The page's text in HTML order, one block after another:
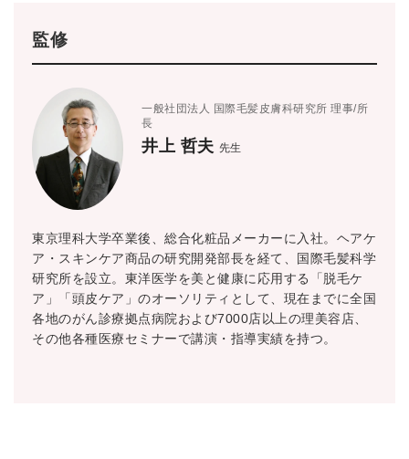
監修
一般社団法人 国際毛髪皮膚科研究所 理事/所
長
井上 哲夫 先生
東京理科大学卒業後、総合化粧品メーカーに入社。ヘアケ
ア・スキンケア商品の研究開発部長を経て、国際毛髪科学
研究所を設立。東洋医学を美と健康に応用する「脱毛ケ
ア」「頭皮ケア」のオーソリティとして、現在までに全国
各地のがん診療拠点病院および7000店以上の理美容店、
その他各種医療セミナーで講演・指導実績を持つ。